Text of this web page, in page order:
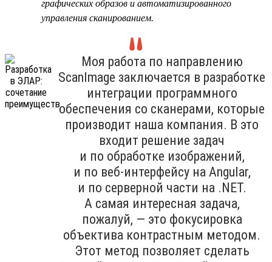
графических образов и автоматизированного
управления сканированием.
Моя работа по направлению
ScanImage заключается в разработке
интеграции программного
обеспечения со сканерами, которые
производит наша компания. В это
входит решение задач
и по обработке изображений,
и по веб-интерфейсу на Angular,
и по серверной части на .NET.
А самая интересная задача,
пожалуй, — это фокусировка
объектива контрастным методом.
Этот метод позволяет сделать